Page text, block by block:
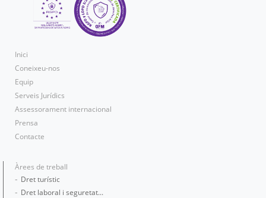
Inici
Coneixeu-nos
Equip
Serveis Jurídics
Assessorament internacional
Prensa
Contacte
Àrees de treball
Dret turístic
Dret laboral i seguretat...